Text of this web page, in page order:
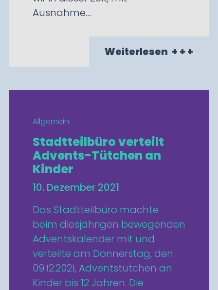
Ausnahme…
Weiterlesen + + +
Allgemein
Stadtteilbüro verteilt
Advents-Tütchen an
Kinder
10. Dezember 2021
Das Stadtteilbüro machte
beim diesjährigen bewegenden
Adventskalender mit und
verteilte am Donnerstag, den
09.12.2021, Adventstütchen an
Kinder bis 12 Jahren. Die